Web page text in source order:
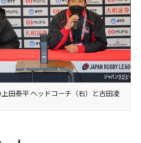
田泰平 ヘッドコーチ（右）と古田凌